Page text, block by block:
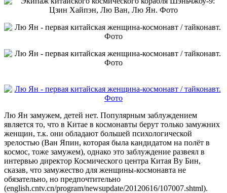
Лю Ян замужем, детей нет. Популярным заблуждением
является то, что в Китае в космонавты берут только замужних
женщин, т.к. они обладают большей психологической
зрелостью (Ван Япин, которая была кандидатом на полёт в
космос, тоже замужем), однако это заблуждение развеял в
интервью директор Космического центра Китая Ву Бин,
сказав, что замужество для женщины-космонавта не
обязательно, но предпочтительно
(english.cntv.cn/program/newsupdate/20120616/107007.shtml).